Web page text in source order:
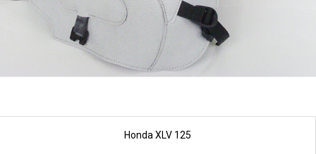
Honda XLV 125